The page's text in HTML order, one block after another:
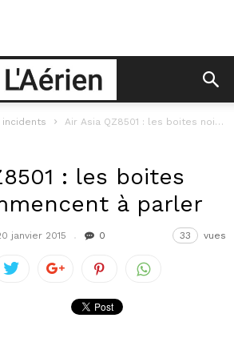
Air Asia QZ8501 : les boites noires commencent à parler
: les boites
à parler
janvier 2015 0 33 vues